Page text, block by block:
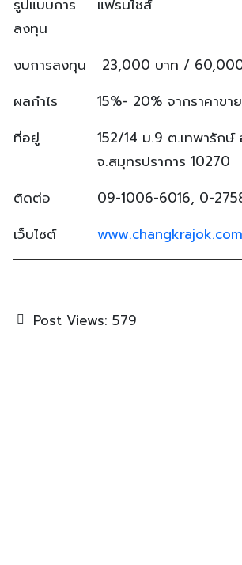
รูปแบบการ
ลงทุน
แฟรนไชส์
งบการลงทุน
23,000 บาท /
ผลกำไร
15%- 20% จากราคาขา
ที่อยู่
152/14 ม.9 ต.เทพารักษ์
จ.สมุทรปราการ 10270
ติดต่อ
09-1006-6016, 0-
เว็บไซต์
www.changkrajok.com
Post Views: 579